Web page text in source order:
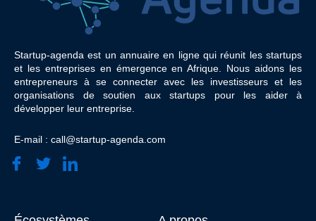
Startup-agenda est un annuaire en ligne qui réunit les startups
et les entreprises en émergence en Afrique. Nous aidons les
entrepreneurs à se connecter avec les investisseurs et les
organisations de soutien aux startups pour les aider à
développer leur entreprise.
E-mail : call@startup-agenda.com